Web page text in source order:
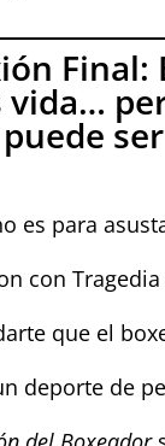
Final:
vida…
ser
es para
con Tragedia
que el
deporte de